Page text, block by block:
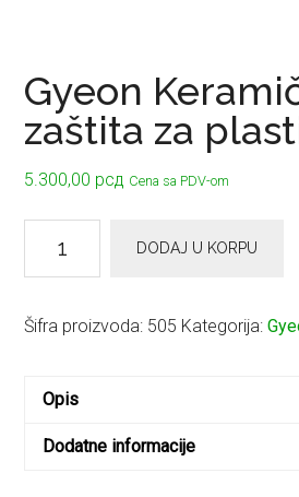
Gyeon
zaštita za
5.300,00 рсд Cena sa PDV-om
Keramička
za
količina
DODAJ U KORPU
Šifra proizvoda: 505 Kategorija:
Opis
Dodatne informacije